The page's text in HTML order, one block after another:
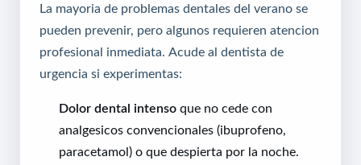
La mayoria de problemas dentales del verano se
pueden prevenir, pero algunos requieren atencion
profesional inmediata. Acude al dentista de
urgencia si experimentas:
Dolor dental intenso que no cede con
analgesicos convencionales (ibuprofeno,
paracetamol) o que despierta por la noche.